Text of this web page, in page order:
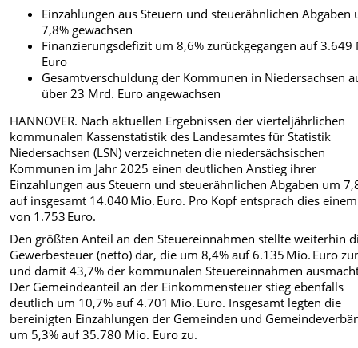
Einzahlungen aus Steuern und steuerähnlichen Abgaben
7,8% gewachsen
Finanzierungsdefizit um 8,6% zurückgegangen auf 3.649
Euro
Gesamtverschuldung der Kommunen in Niedersachsen
über 23 Mrd. Euro angewachsen
HANNOVER. Nach aktuellen Ergebnissen der vierteljährlichen
kommunalen Kassenstatistik des Landesamtes für Statistik
Niedersachsen (LSN) verzeichneten die niedersächsischen
Kommunen im Jahr 2025 einen deutlichen Anstieg ihrer
Einzahlungen aus Steuern und steuerähnlichen Abgaben um
auf insgesamt 14.040 Mio. Euro. Pro Kopf entsprach dies
von 1.753 Euro.
Den größten Anteil an den Steuereinnahmen stellte weiterhin
Gewerbesteuer (netto) dar, die um 8,4% auf 6.135 Mio. Euro
und damit 43,7% der kommunalen Steuereinnahmen
Der Gemeindeanteil an der Einkommensteuer stieg ebenfalls
deutlich um 10,7% auf 4.701 Mio. Euro. Insgesamt legten die
bereinigten Einzahlungen der Gemeinden und
um 5,3% auf 35.780 Mio. Euro zu.